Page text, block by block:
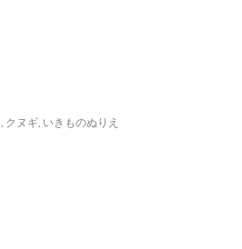
クヌギ いきものぬりえ